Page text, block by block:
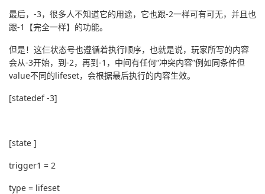
最后，-3，很多人不知道它的用途，它也跟-2一样可有可无，并且也
跟-1【完全一样】的功能。
但是！这仨状态号也遵循着执行顺序，也就是说，玩家所写的内容
会从-3开始，到-2，再到-1，中间有任何“冲突内容”例如同条件但
value不同的lifeset，会根据最后执行的内容生效。
[statedef -3]
[state ]
trigger1 = 2
type = lifeset